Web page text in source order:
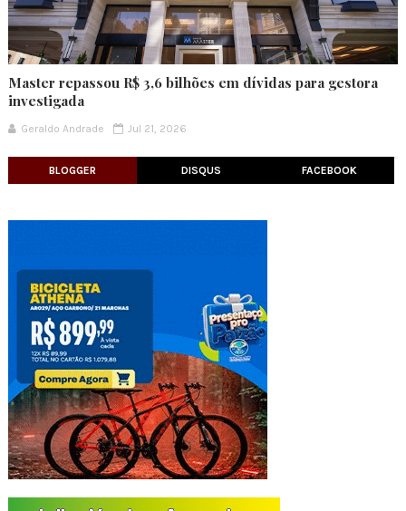
Master repassou R$ 3,6 bilhões em dívidas para gestora
investigada
Geraldo Andrade Jul 21, 2026
BLOGGER DISQUS FACEBOOK